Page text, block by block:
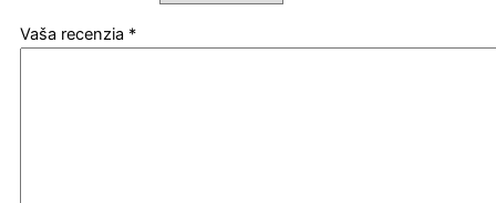
Vaša recenzia *